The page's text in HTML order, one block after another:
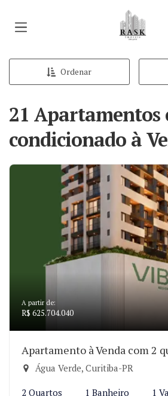
Página
Ordenar
21 Apartamentos
condicionado à
A partir de:
R$ 625.704.040
Apartamento à Venda com 2
Água Verde, Curitiba-PR
2 Quartos 1 Banheiro 1